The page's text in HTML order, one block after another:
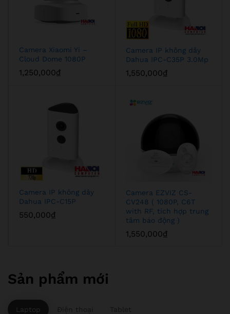
Camera Xiaomi Yi –
Cloud Dome 1080P
1,250,000₫
Camera IP không dây
Dahua IPC-C35P 3.0Mp
1,550,000₫
Camera IP không dây
Dahua IPC-C15P
550,000₫
Camera EZVIZ CS-
CV248 ( 1080P, C6T
with RF, tích hợp trung
tâm báo động )
1,550,000₫
Sản phẩm mới
Laptop